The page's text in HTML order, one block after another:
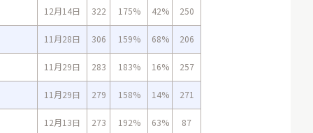
12月14日 322 175% 42% 250
11月28日 306 159% 68% 206
11月29日 283 183% 16% 257
11月29日 279 158% 14% 271
12月13日 273 192% 63% 87